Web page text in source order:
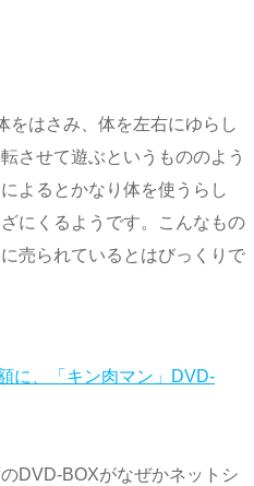
をはさみ、体を左右にゆらし
させて遊ぶというもののよう
よるとかなり体を使うらし
にくるようです。こんなもの
売られているとはびっくりで
に、「キン肉マン」DVD-
DVD-BOXがなぜかネットシ